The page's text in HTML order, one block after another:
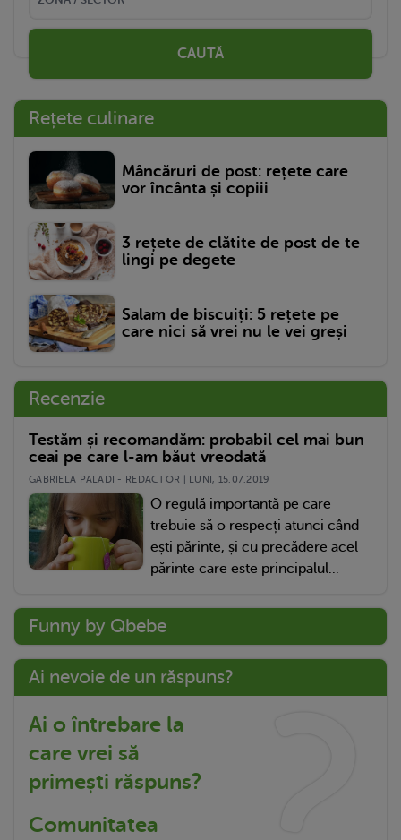
CAUTĂ
Rețete culinare
Mâncăruri de post: rețete care
vor încânta și copiii
3 rețete de clătite de post de te
lingi pe degete
Salam de biscuiți: 5 rețete pe
care nici să vrei nu le vei greși
Recenzie
Testăm și recomandăm: probabil cel mai bun
ceai pe care l-am băut vreodată
GABRIELA PALADI - REDACTOR | LUNI, 15.07.2019
O regulă importantă pe care
trebuie să o respecți atunci când
ești părinte, și cu precădere acel
părinte care este principalul...
Funny by Qbebe
Ai nevoie de un răspuns?
Ai o întrebare la
care vrei să
primești răspuns?
Comunitatea